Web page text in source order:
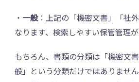
・ 一般：上記の「機密文書」「社
なります、検索しやすい保管管理が
もちろん、書類の分類は「機密文
般」という分類だけではありませ